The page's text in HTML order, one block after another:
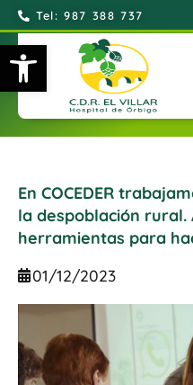
Abrir barra de herramientas
Tel: 987 388 737
En COCEDER
la despoblación rural.
herramientas para
01/12/2023